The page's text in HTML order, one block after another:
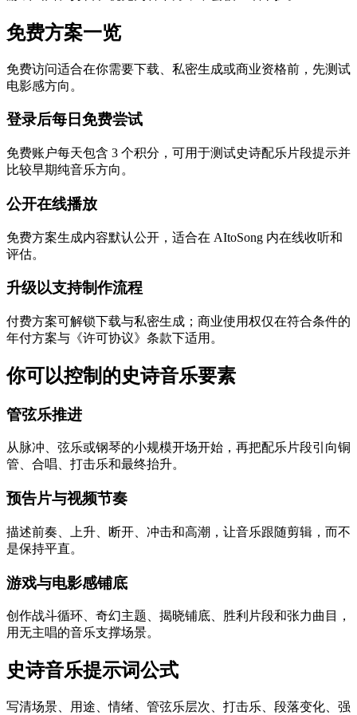
免费方案一览
免费访问适合在你需要下载、私密生成或商业资格前，先测试
电影感方向。
登录后每日免费尝试
免费账户每天包含 3 个积分，可用于测试史诗配乐片段提示并
比较早期纯音乐方向。
公开在线播放
免费方案生成内容默认公开，适合在 AItoSong 内在线收听和
评估。
升级以支持制作流程
付费方案可解锁下载与私密生成；商业使用权仅在符合条件的
年付方案与《许可协议》条款下适用。
你可以控制的史诗音乐要素
管弦乐推进
从脉冲、弦乐或钢琴的小规模开场开始，再把配乐片段引向铜
管、合唱、打击乐和最终抬升。
预告片与视频节奏
描述前奏、上升、断开、冲击和高潮，让音乐跟随剪辑，而不
是保持平直。
游戏与电影感铺底
创作战斗循环、奇幻主题、揭晓铺底、胜利片段和张力曲目，
用无主唱的音乐支撑场景。
史诗音乐提示词公式
写清场景、用途、情绪、管弦乐层次、打击乐、段落变化、强